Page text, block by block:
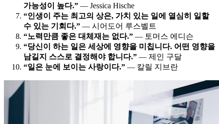
가능성이 높다.” — Jessica Hische
“인생이 주는 최고의 상은, 가치 있는 일에 열심히 일할
수 있는 기회다.” — 시어도어 루스벨트
“노력만큼 좋은 대체재는 없다.” — 토머스 에디슨
“당신이 하는 일은 세상에 영향을 미칩니다. 어떤 영향을
남길지 스스로 결정해야 합니다.” — 제인 구달
“일은 눈에 보이는 사랑이다.” — 칼릴 지브란